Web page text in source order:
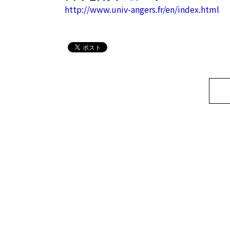
http://www.univ-angers.fr/en/index.html